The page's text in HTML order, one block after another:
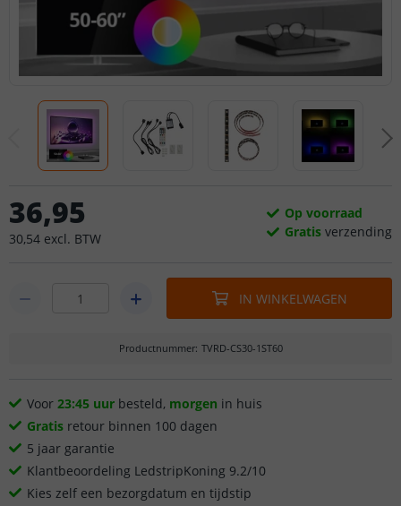
36,95
30,54 excl. BTW
Op voorraad
Gratis verzending
IN WINKELWAGEN
Productnummer: TVRD-CS30-1ST60
Voor 23:45 uur besteld, morgen in huis
Gratis retour binnen 100 dagen
5 jaar garantie
Klantbeoordeling LedstripKoning 9.2/10
Kies zelf een bezorgdatum en tijdstip